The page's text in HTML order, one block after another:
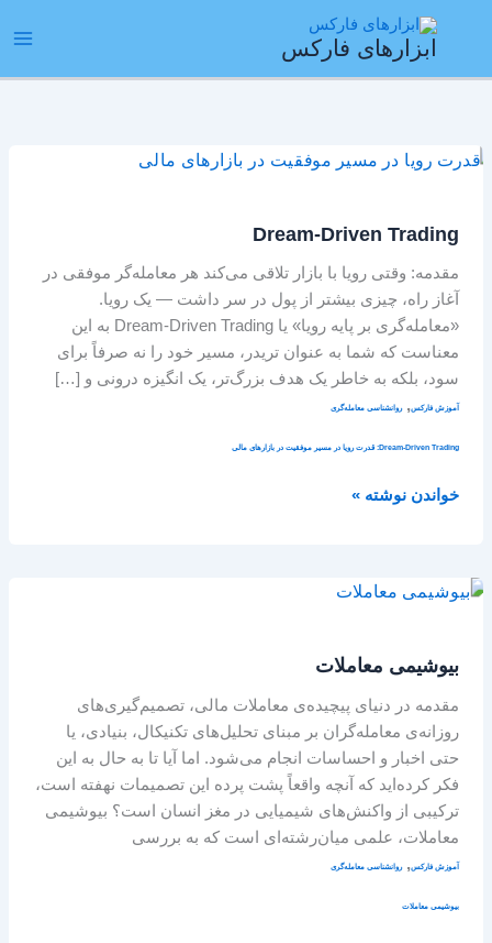
ابزارهای فارکس
Dream-Driven Trading
مقدمه: وقتی رویا با بازار تلاقی می‌کند هر معامله‌گر موفقی در
آغاز راه، چیزی بیشتر از پول در سر داشت — یک رویا.
«معامله‌گری بر پایه رویا» یا Dream-Driven Trading به این
معناست که شما به عنوان تریدر، مسیر خود را نه صرفاً برای
سود، بلکه به خاطر یک هدف بزرگ‌تر، یک انگیزه درونی و […]
آموزش فارکس,روانشناسی معامله‌گری
Dream-Driven Trading: قدرت رویا در مسیر موفقیت در بازارهای مالی
Dream-
خواندن نوشته »
بیوشیمی معاملات
مقدمه در دنیای پیچیده‌ی معاملات مالی، تصمیم‌گیری‌های
روزانه‌ی معامله‌گران بر مبنای تحلیل‌های تکنیکال، بنیادی، یا
حتی اخبار و احساسات انجام می‌شود. اما آیا تا به حال به این
فکر کرده‌اید که آنچه واقعاً پشت پرده این تصمیمات نهفته است،
ترکیبی از واکنش‌های شیمیایی در مغز انسان است؟ بیوشیمی
معاملات، علمی میان‌رشته‌ای است که به بررسی
آموزش فارکس,روانشناسی معامله‌گری
بیوشیمی معاملات
بیوشیمی